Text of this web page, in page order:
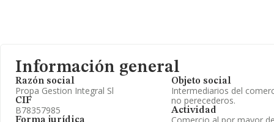
Información general
Razón social
Propa Gestion Integral Sl
CIF
B78357985
Objeto social
Intermediarios del
no perecederos.
Actividad